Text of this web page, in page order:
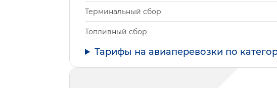
Терминальный сбор
Топливный сбор
Тарифы на авиаперевозки по